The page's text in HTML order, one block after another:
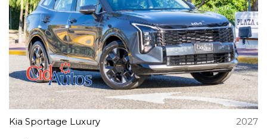
Kia Sportage Luxury 2027